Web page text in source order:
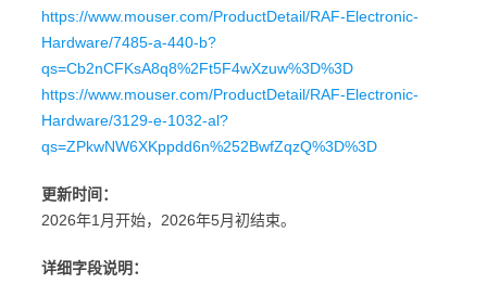
https://www.mouser.com/ProductDetail/RAF-Electronic-
Hardware/7485-a-440-b?
qs=Cb2nCFKsA8q8%2Ft5F4wXzuw%3D%3D
https://www.mouser.com/ProductDetail/RAF-Electronic-
Hardware/3129-e-1032-al?
qs=ZPkwNW6XKppdd6n%252BwfZqzQ%3D%3D
更新时间：
2026年1月开始，2026年5月初结束。
详细字段说明：